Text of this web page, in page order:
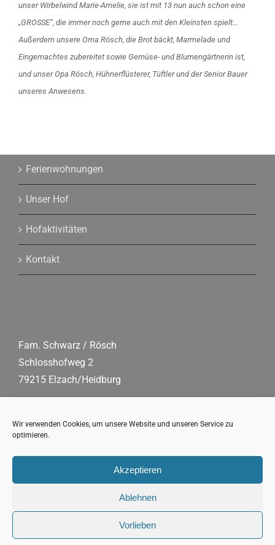
Wir verwenden Cookies, um unsere Website und unseren Service zu
optimieren.
Akzeptieren
Ablehnen
Vorlieben
unser Wirbelwind Marie-Amelie, sie ist mit 13 nun auch schon eine
„GROSSE“, die immer noch gerne auch mit den Kleinsten spielt…
Außerdem unsere Oma Rösch, die Brot bäckt, Marmelade und
Eingemachtes zubereitet sowie Gemüse- und Blumengärtnerin ist,
und unser Opa Rösch, Hühnerflüsterer, Tüftler und der Senior Bauer
unseres Anwesens.
Ferienwohnungen
Unser Hof
Hofaktivitäten
Kontakt
Fam. Schwarz / Rösch
Schlosshofweg 2
79215 Elzach/Heidburg
Mobil: +49 178/61 54 203
Fax:07 68 2/90 91 87
E-Mail: schwarzwaldhof(at)s-fleckli.de
Copyright 2026 s’Fleckli, Familie Schwarz/Rösch |